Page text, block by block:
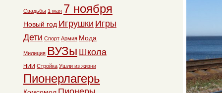
Свадьбы 1 мая 7 ноября
Новый год Игрушки Игры
Дети Спорт Армия Мода
Милиция ВУЗы Школа
НИИ Стройка Ушли из жизни
Пионерлагерь